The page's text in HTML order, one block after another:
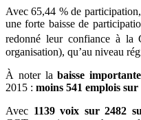
Avec 65,44 % de
une forte baisse de
redonné leur confiance à la
organisation), qu’au niveau
À noter labaisse
2015 : moins 541 emplois sur
Avec 1139 voix sur 2482